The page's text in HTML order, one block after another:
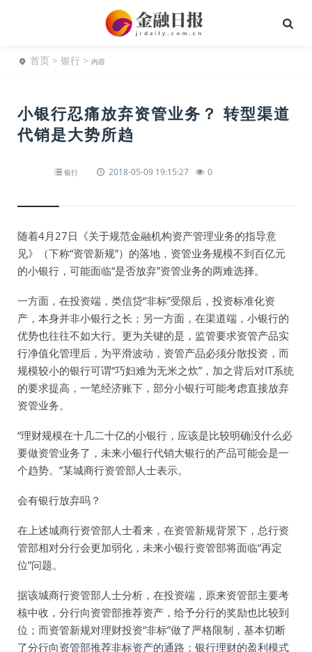
首页 > 银行 > 内容
小银行忍痛放弃资管业务？ 转型渠道
代销是大势所趋
银行 2018-05-09 19:15:27 0
随着4月27日《关于规范金融机构资产管理业务的指导意
见》（下称“资管新规”）的落地，资管业务规模不到百亿元
的小银行，可能面临“是否放弃”资管业务的两难选择。
一方面，在投资端，类信贷“非标”受限后，投资标准化资
产，本身并非小银行之长；另一方面，在渠道端，小银行的
优势也往往不如大行。更为关键的是，监管要求资管产品实
行净值化管理后，为平滑波动，资管产品必须分散投资，而
规模较小的银行可谓“巧妇难为无米之炊”，加之背后对IT系统
的要求提高，一笔经济账下，部分小银行可能考虑直接放弃
资管业务。
“理财规模在十几二十亿的小银行，应该是比较明确没什么必
要做资管业务了，未来小银行代销大银行的产品可能会是一
个趋势。”某城商行资管部人士表示。
会有银行放弃吗？
在上述城商行资管部人士看来，在资管新规背景下，总行资
管部相对分行会更加弱化，未来小银行资管部将面临“再定
位”问题。
据该城商行资管部人士分析，在投资端，原来资管部主要考
核中收，分行向资管部推荐资产，给予分行的奖励也比较到
位；而资管新规对理财投资“非标”做了严格限制，基本切断
了分行向资管部推荐非标资产的通路；银行理财的盈利模式